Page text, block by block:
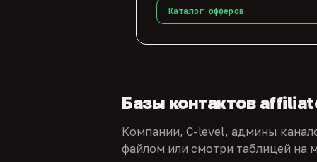
Каталог офферов
Базы контактов
Компании, C-level, админы
файлом или смотри таблицей на